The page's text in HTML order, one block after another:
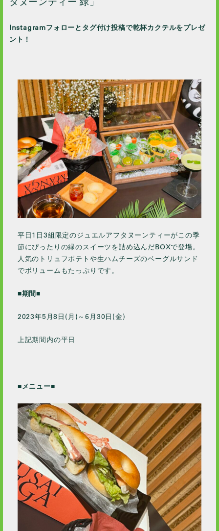
2023 / 4
2022 / 11
2022 / 10
2022 / 9
2022 / 8
2022 / 7
2022 / 6
2022 / 4
2022 / 2
2022 / 1
2021 / 12
2021 / 11
2021 / 10
2021 / 9
2021 / 8
2021 / 5
2020 / 10
2020 / 9
2020 / 8
2020 / 5
2020 / 4
2020 / 3
2020 / 2
2020 / 1
2019 / 12
Instagramフォローとタグ付け投稿で乾杯カクテルをプレゼ
ント！
平日1日3組限定のジュエルアフタヌーンティーがこの季
節にぴったりの緑のスイーツを詰め込んだBOXで登場。
人気のトリュフポテトや生ハムチーズのベーグルサンド
でボリュームもたっぷりです。
■期間■
2023年5月8日(月)～6月30日(金)
上記期間内の平日
■メニュー■